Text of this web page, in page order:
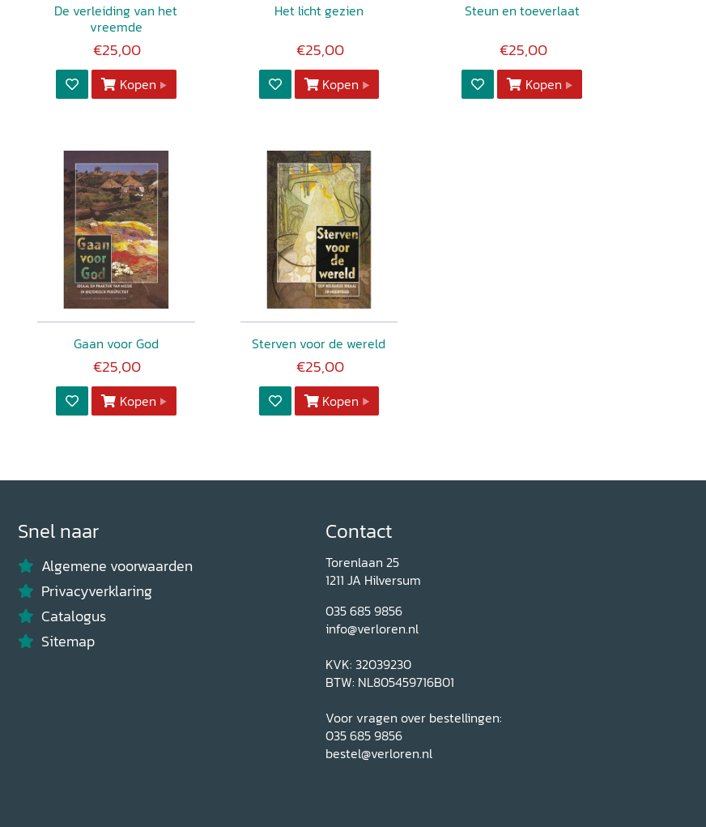
De verleiding van het
vreemde
€25,00
Kopen
Het licht gezien
€25,00
Kopen
Steun en toeverlaat
€25,00
Kopen
Gaan voor God
€25,00
Kopen
Sterven voor de wereld
€25,00
Kopen
Snel naar
Algemene voorwaarden
Privacyverklaring
Catalogus
Sitemap
Contact
Torenlaan 25
1211 JA Hilversum
035 685 9856
info@verloren.nl
KVK: 32039230
BTW: NL805459716B01
Voor vragen over bestellingen:
035 685 9856
bestel@verloren.nl